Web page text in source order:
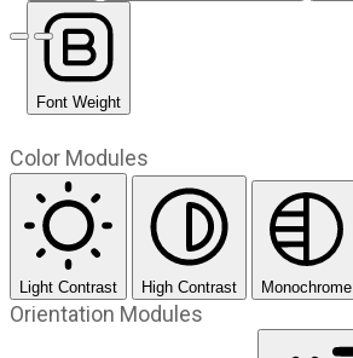
Предыдущий слайд
Следующий слайд
Font Weight
Color Modules
Light Contrast High Contrast Monochrome
Orientation Modules